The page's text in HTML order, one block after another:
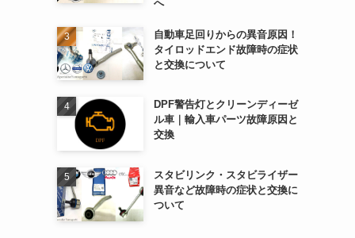
へ
自動車足回りからの異音原因！
タイロッドエンド故障時の症状
と交換について
DPF警告灯とクリーンディーゼ
ル車｜輸入車パーツ故障原因と
交換
スタビリンク・スタビライザー
異音など故障時の症状と交換に
ついて